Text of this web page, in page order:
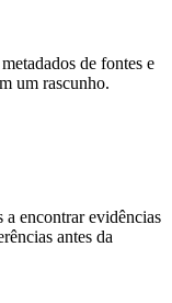
de fontes e
um rascunho.
encontrar evidências
antes da